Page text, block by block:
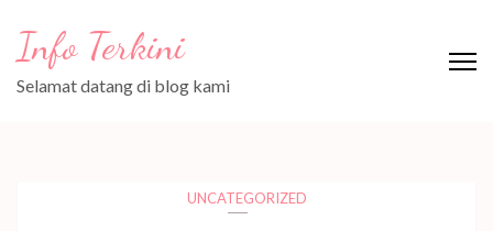
konten
(Tekan
Info Terkini
Selamat datang di blog kami
UNCATEGORIZED